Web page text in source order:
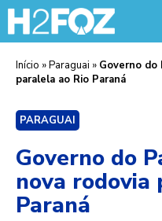
Início »Paraguai » Governo do
paralela ao Rio Paraná
PARAGUAI
Governo do
nova rodovia
Paraná